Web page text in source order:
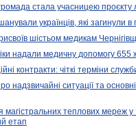
громада стала учасницею проєкту
українців, які загинули в
шістьом медикам
надали медичну допомогу
контракти: чіткі терміни
надзвичайні ситуації та
магістральних теплових мереж
етап